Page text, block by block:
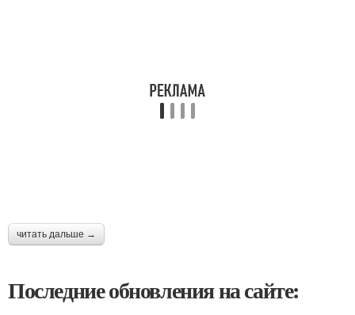
читать дальше →
Последние обновления на сайте: